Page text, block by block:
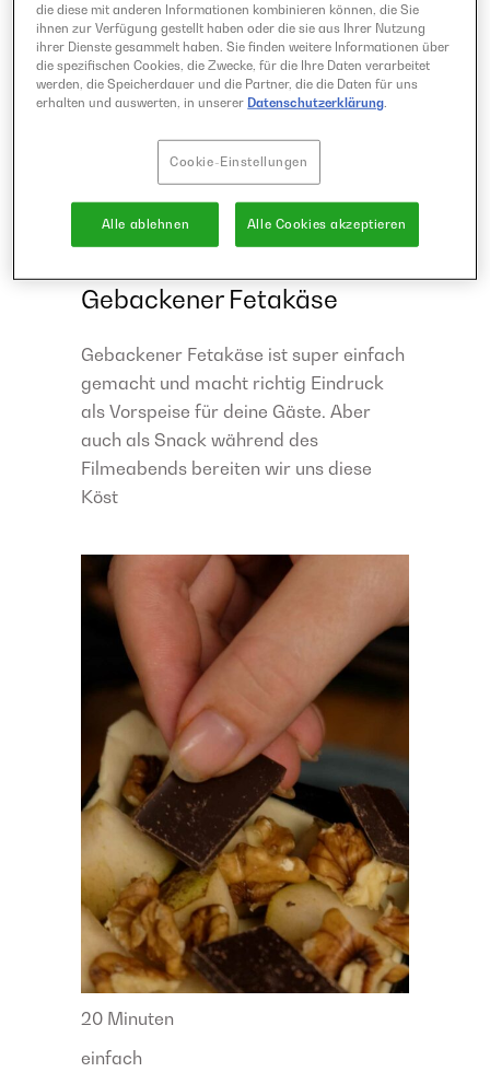
Kochen
Vorspeise
Gebackener Fetakäse
Gebackener Fetakäse ist super einfach
gemacht und macht richtig Eindruck
als Vorspeise für deine Gäste. Aber
auch als Snack während des
Filmeabends bereiten wir uns diese
Köst
20 Minuten
einfach
die diese mit anderen Informationen kombinieren können, die Sie
ihnen zur Verfügung gestellt haben oder die sie aus Ihrer Nutzung
ihrer Dienste gesammelt haben. Sie finden weitere Informationen über
die spezifischen Cookies, die Zwecke, für die Ihre Daten verarbeitet
werden, die Speicherdauer und die Partner, die die Daten für uns
erhalten und auswerten, in unserer Datenschutzerklärung
Cookie-Einstellungen
Alle ablehnen Alle Cookies akzeptieren